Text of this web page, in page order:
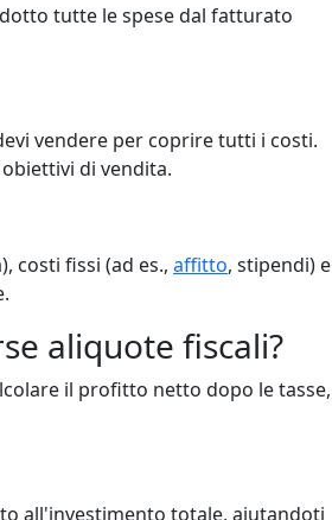
tutte le spese dal fatturato
vendere per coprire tutti i costi.
di vendita.
costi fissi (ad es., affitto, stipendi) e
aliquote fiscali?
il profitto netto dopo le tasse,
all'investimento totale, aiutandoti